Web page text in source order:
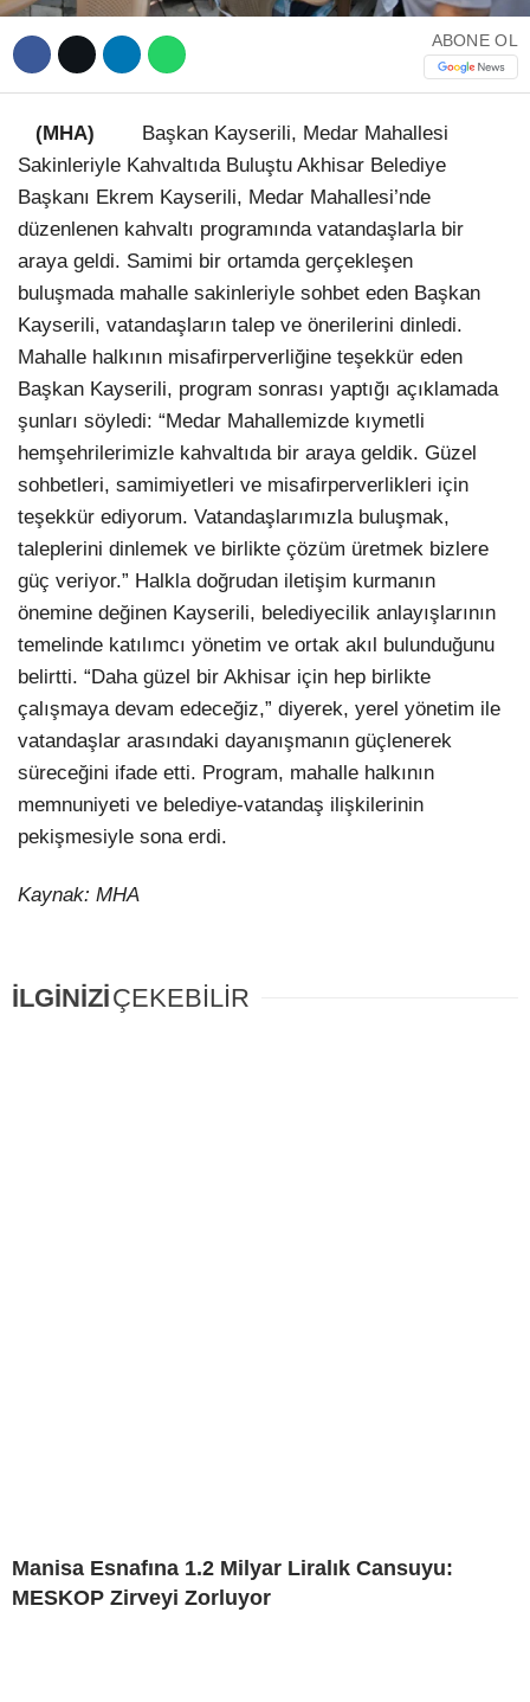
Youtube
ABONE OL
(MHA)
Başkan Kayserili, Medar Mahallesi
Sakinleriyle Kahvaltıda Buluştu Akhisar Belediye
Başkanı Ekrem Kayserili, Medar Mahallesi’nde
düzenlenen kahvaltı programında vatandaşlarla bir
araya geldi. Samimi bir ortamda gerçekleşen
buluşmada mahalle sakinleriyle sohbet eden Başkan
Kayserili, vatandaşların talep ve önerilerini dinledi.
Mahalle halkının misafirperverliğine teşekkür eden
Başkan Kayserili, program sonrası yaptığı açıklamada
şunları söyledi: “Medar Mahallemizde kıymetli
hemşehrilerimizle kahvaltıda bir araya geldik. Güzel
sohbetleri, samimiyetleri ve misafirperverlikleri için
teşekkür ediyorum. Vatandaşlarımızla buluşmak,
taleplerini dinlemek ve birlikte çözüm üretmek bizlere
güç veriyor.” Halkla doğrudan iletişim kurmanın
önemine değinen Kayserili, belediyecilik anlayışlarının
temelinde katılımcı yönetim ve ortak akıl bulunduğunu
belirtti. “Daha güzel bir Akhisar için hep birlikte
çalışmaya devam edeceğiz,” diyerek, yerel yönetim ile
vatandaşlar arasındaki dayanışmanın güçlenerek
süreceğini ifade etti. Program, mahalle halkının
memnuniyeti ve belediye-vatandaş ilişkilerinin
pekişmesiyle sona erdi.
Kaynak: MHA
İLGİNİZİÇEKEBİLİR
Manisa Esnafına 1.2 Milyar Liralık Cansuyu:
MESKOP Zirveyi Zorluyor